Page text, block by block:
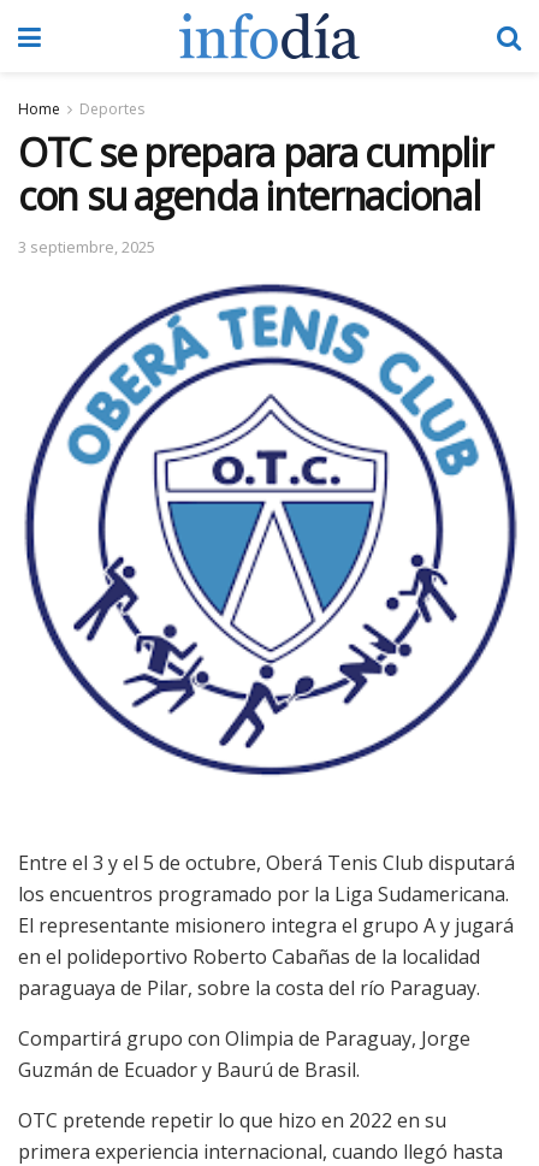
Home Deportes
OTC se prepara para cumplir
con su agenda internacional
3 septiembre, 2025
Entre el 3 y el 5 de octubre, Oberá Tenis Club disputará
los encuentros programado por la Liga Sudamericana.
El representante misionero integra el grupo A y jugará
en el polideportivo Roberto Cabañas de la localidad
paraguaya de Pilar, sobre la costa del río Paraguay.
Compartirá grupo con Olimpia de Paraguay, Jorge
Guzmán de Ecuador y Baurú de Brasil.
OTC pretende repetir lo que hizo en 2022 en su
primera experiencia internacional, cuando llegó hasta